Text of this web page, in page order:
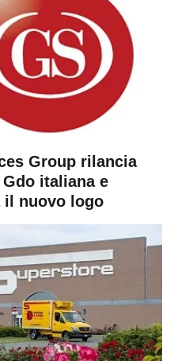
Group rilancia
italiana e
il nuovo logo